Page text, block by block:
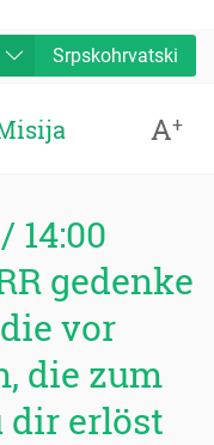
Srpskohrvatski
A+
14:00
gedenke
vor
die zum
dir erlöst